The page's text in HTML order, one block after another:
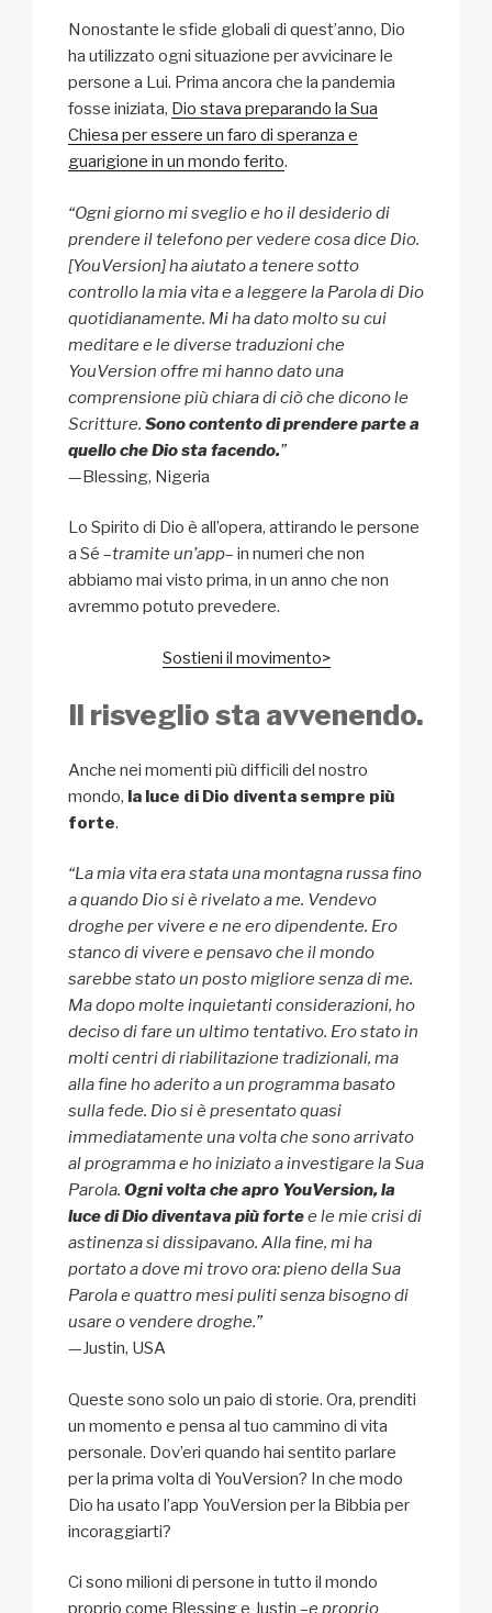
Nonostante le sfide globali di quest’anno, Dio
ha utilizzato ogni situazione per avvicinare le
persone a Lui. Prima ancora che la pandemia
fosse iniziata, Dio stava preparando la Sua
Chiesa per essere un faro di speranza e
guarigione in un mondo ferito.
“Ogni giorno mi sveglio e ho il desiderio di
prendere il telefono per vedere cosa dice Dio.
[YouVersion] ha aiutato a tenere sotto
controllo la mia vita e a leggere la Parola di Dio
quotidianamente. Mi ha dato molto su cui
meditare e le diverse traduzioni che
YouVersion offre mi hanno dato una
comprensione più chiara di ciò che dicono le
Scritture. Sono contento di prendere parte a
quello che Dio sta facendo.”
—Blessing, Nigeria
Lo Spirito di Dio è all’opera, attirando le persone
a Sé –tramite un’app– in numeri che non
abbiamo mai visto prima, in un anno che non
avremmo potuto prevedere.
Sostieni il movimento>
Il risveglio sta avvenendo.
Anche nei momenti più difficili del nostro
mondo, la luce di Dio diventa sempre più
forte.
“La mia vita era stata una montagna russa fino
a quando Dio si è rivelato a me. Vendevo
droghe per vivere e ne ero dipendente. Ero
stanco di vivere e pensavo che il mondo
sarebbe stato un posto migliore senza di me.
Ma dopo molte inquietanti considerazioni, ho
deciso di fare un ultimo tentativo. Ero stato in
molti centri di riabilitazione tradizionali, ma
alla fine ho aderito a un programma basato
sulla fede. Dio si è presentato quasi
immediatamente una volta che sono arrivato
al programma e ho iniziato a investigare la Sua
Parola. Ogni volta che apro YouVersion, la
luce di Dio diventava più fortee le mie crisi di
astinenza si dissipavano. Alla fine, mi ha
portato a dove mi trovo ora: pieno della Sua
Parola e quattro mesi puliti senza bisogno di
usare o vendere droghe.”
—Justin, USA
Queste sono solo un paio di storie. Ora, prenditi
un momento e pensa al tuo cammino di vita
personale. Dov’eri quando hai sentito parlare
per la prima volta di YouVersion? In che modo
Dio ha usato l’app YouVersion per la Bibbia per
incoraggiarti?
Ci sono milioni di persone in tutto il mondo
proprio come Blessing e Justin –e proprio